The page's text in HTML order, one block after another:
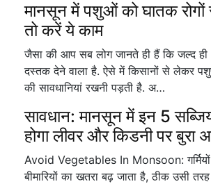
मानसून में पशुओं को घातक रोगों
तो करें ये काम
जैसा की आप सब लोग जानते ही हैं कि जल्द ही
दस्तक देने वाला है. ऐसे में किसानों से लेकर
की सावधानियां रखनी पड़ती है. अ…
सावधान: मानसून में इन 5
होगा लीवर और किडनी पर बुरा
Avoid Vegetables In Monsoon:
बीमारियों का खतरा बढ़ जाता है, ठीक उसी